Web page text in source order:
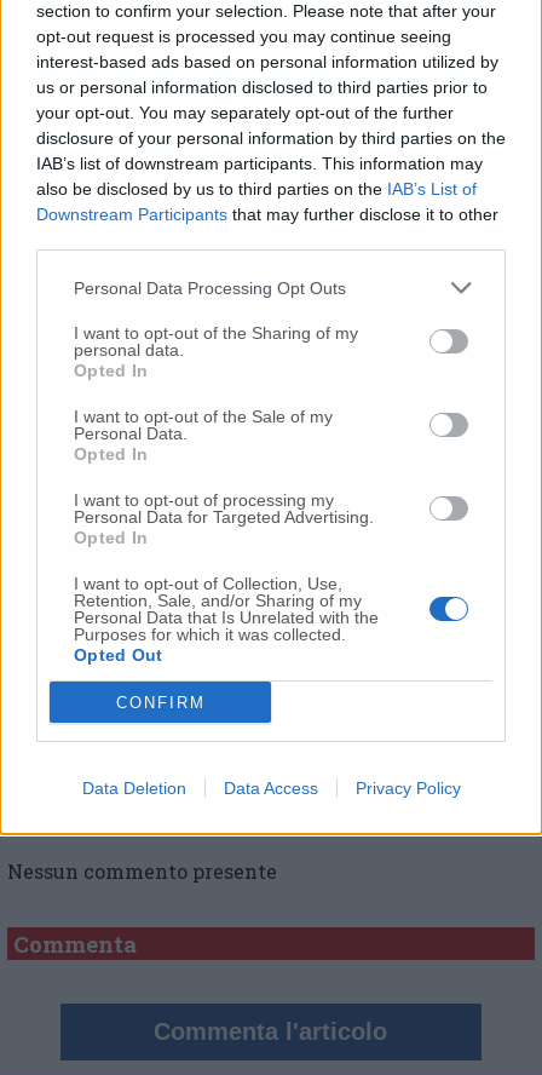
section to confirm your selection. Please note that after your
opt-out request is processed you may continue seeing
interest-based ads based on personal information utilized by
us or personal information disclosed to third parties prior to
your opt-out. You may separately opt-out of the further
disclosure of your personal information by third parties on the
IAB’s list of downstream participants. This information may
also be disclosed by us to third parties on the IAB’s List of
Downstream Participants that may further disclose it to other
Personal Data Processing Opt Outs
I want to opt-out of the Sharing of my
personal data.
Opted In
I want to opt-out of the Sale of my
Personal Data.
Opted In
I want to opt-out of processing my
Personal Data for Targeted Advertising.
Opted In
I want to opt-out of Collection, Use,
Retention, Sale, and/or Sharing of my
Personal Data that Is Unrelated with the
Purposes for which it was collected.
Opted Out
CONFIRM
Data Deletion Data Access Privacy Policy
vige ancora lo stato di emergenza.Sarebbe
giusto che le situazioni dei singoli territori
venissero rappresentate in linea con criteri
stabiliti dal nostro Governo e non utilizzare
altri studi scientificamente fondati ma che
non interpretano gli stessi criteri che si è
dato il Governo in questa fase e rischiano di
creare grande confusione.Questo non
significa che dobbiamo rilassarci, l’attenzione
semplicemente il numero dei ricoverati, sia in
terapia intensiva che in area medica, e il
tasso di incidenza del contagio, è
assolutamente sotto controllo e per ora
lontano dalla soglia di criticità che potrebbe
riportarci in zona gialla».
© RIPRODUZIONE RISERVATA
Vai alla home
Nessun commento presente
Commenta
Commenta l'articolo